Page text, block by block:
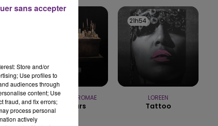
LA RADIO POP
TOVE LO & STROMAE
Des Fleurs
21h54
21h54
LOREEN
Tattoo
Store and/or
Use profiles to
audiences through
content; Use
fraud, and fix errors;
process personal
actively
sans accepter